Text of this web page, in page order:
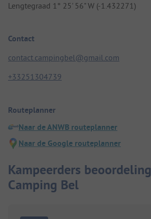
Lengtegraad 1° 25' 56" W (-1.432271)
Contact
contact.campingbel@gmail.com
+33251304739
Routeplanner
Naar de ANWB routeplanner
Naar de Google routeplanner
Kampeerders
Camping Bel